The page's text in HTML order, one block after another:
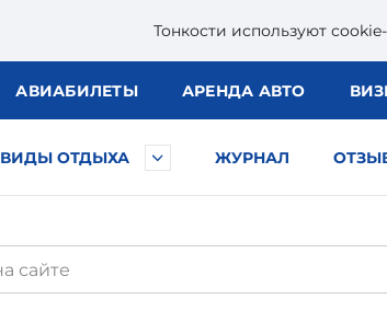
Тонкости используют
АВИАБИЛЕТЫ АРЕНДА АВТО
ВИДЫ ОТДЫХА ЖУРНАЛ